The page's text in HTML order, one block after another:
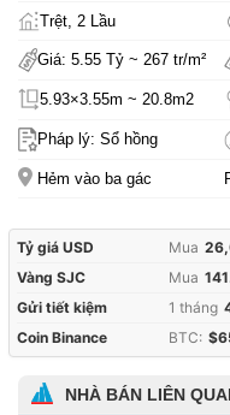
Trệt, 2 Lầu
Giá: 5.55 Tỷ ~ 267 tr/m²
5.93×3.55m ~ 20.8m2
Pháp lý: Sổ hồng
Hẻm vào ba gác
Tỷ giá USD Mua
Vàng SJC
Mua
Gửi tiết kiệm
1 tháng
Coin Binance
BTC:
NHÀ BÁN LIÊN